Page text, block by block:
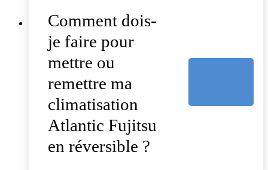
Comment dois-
je faire pour
mettre ou
remettre ma
climatisation
Atlantic Fujitsu
en réversible ?